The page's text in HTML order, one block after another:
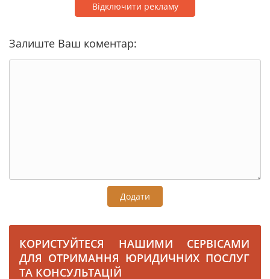
Відключити рекламу
Залиште Ваш коментар:
Додати
КОРИСТУЙТЕСЯ НАШИМИ СЕРВІСАМИ
ДЛЯ ОТРИМАННЯ ЮРИДИЧНИХ ПОСЛУГ
ТА КОНСУЛЬТАЦІЙ